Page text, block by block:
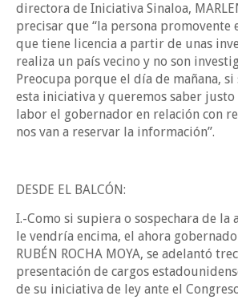
directora de Iniciativa Sinaloa,
precisar que “la persona promovente
que tiene licencia a partir de unas
realiza un país vecino y no son
Preocupa porque el día de mañana,
esta iniciativa y queremos saber justo
labor el gobernador en relación con
nos van a reservar la información”.
DESDE EL BALCÓN:
I.-Como si supiera o sospechara de la
le vendría encima, el ahora
RUBÉN ROCHA MOYA, se adelantó
presentación de cargos
de su iniciativa de ley ante el